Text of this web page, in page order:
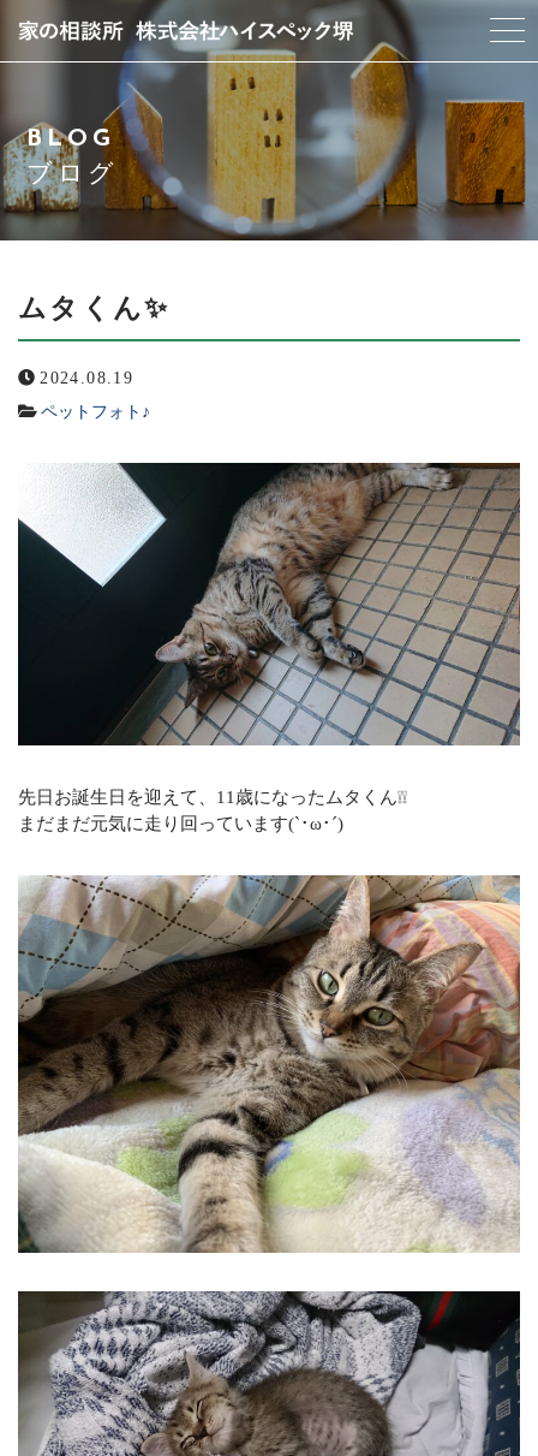
当社について
スタッフ紹介
アクセス
ブログ
お問い合わせ
オフィシャルサイト
CONTACT
不動産のことならなんでもお任せください
メールでの受付
0120-920-380
営業時間：9：00～18：00
定休日：火曜日・水曜日
BLOG
ブログ
ムタくん✨
2024.08.19
ペットフォト♪
先日お誕生日を迎えて、11歳になったムタくん❕❕
まだまだ元気に走り回っています(`･ω･´)